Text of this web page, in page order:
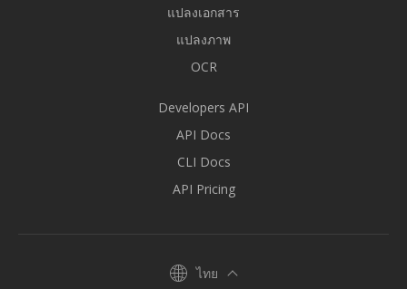
แปลงเอกสาร
แปลงภาพ
OCR
Developers API
API Docs
CLI Docs
API Pricing
ไทย